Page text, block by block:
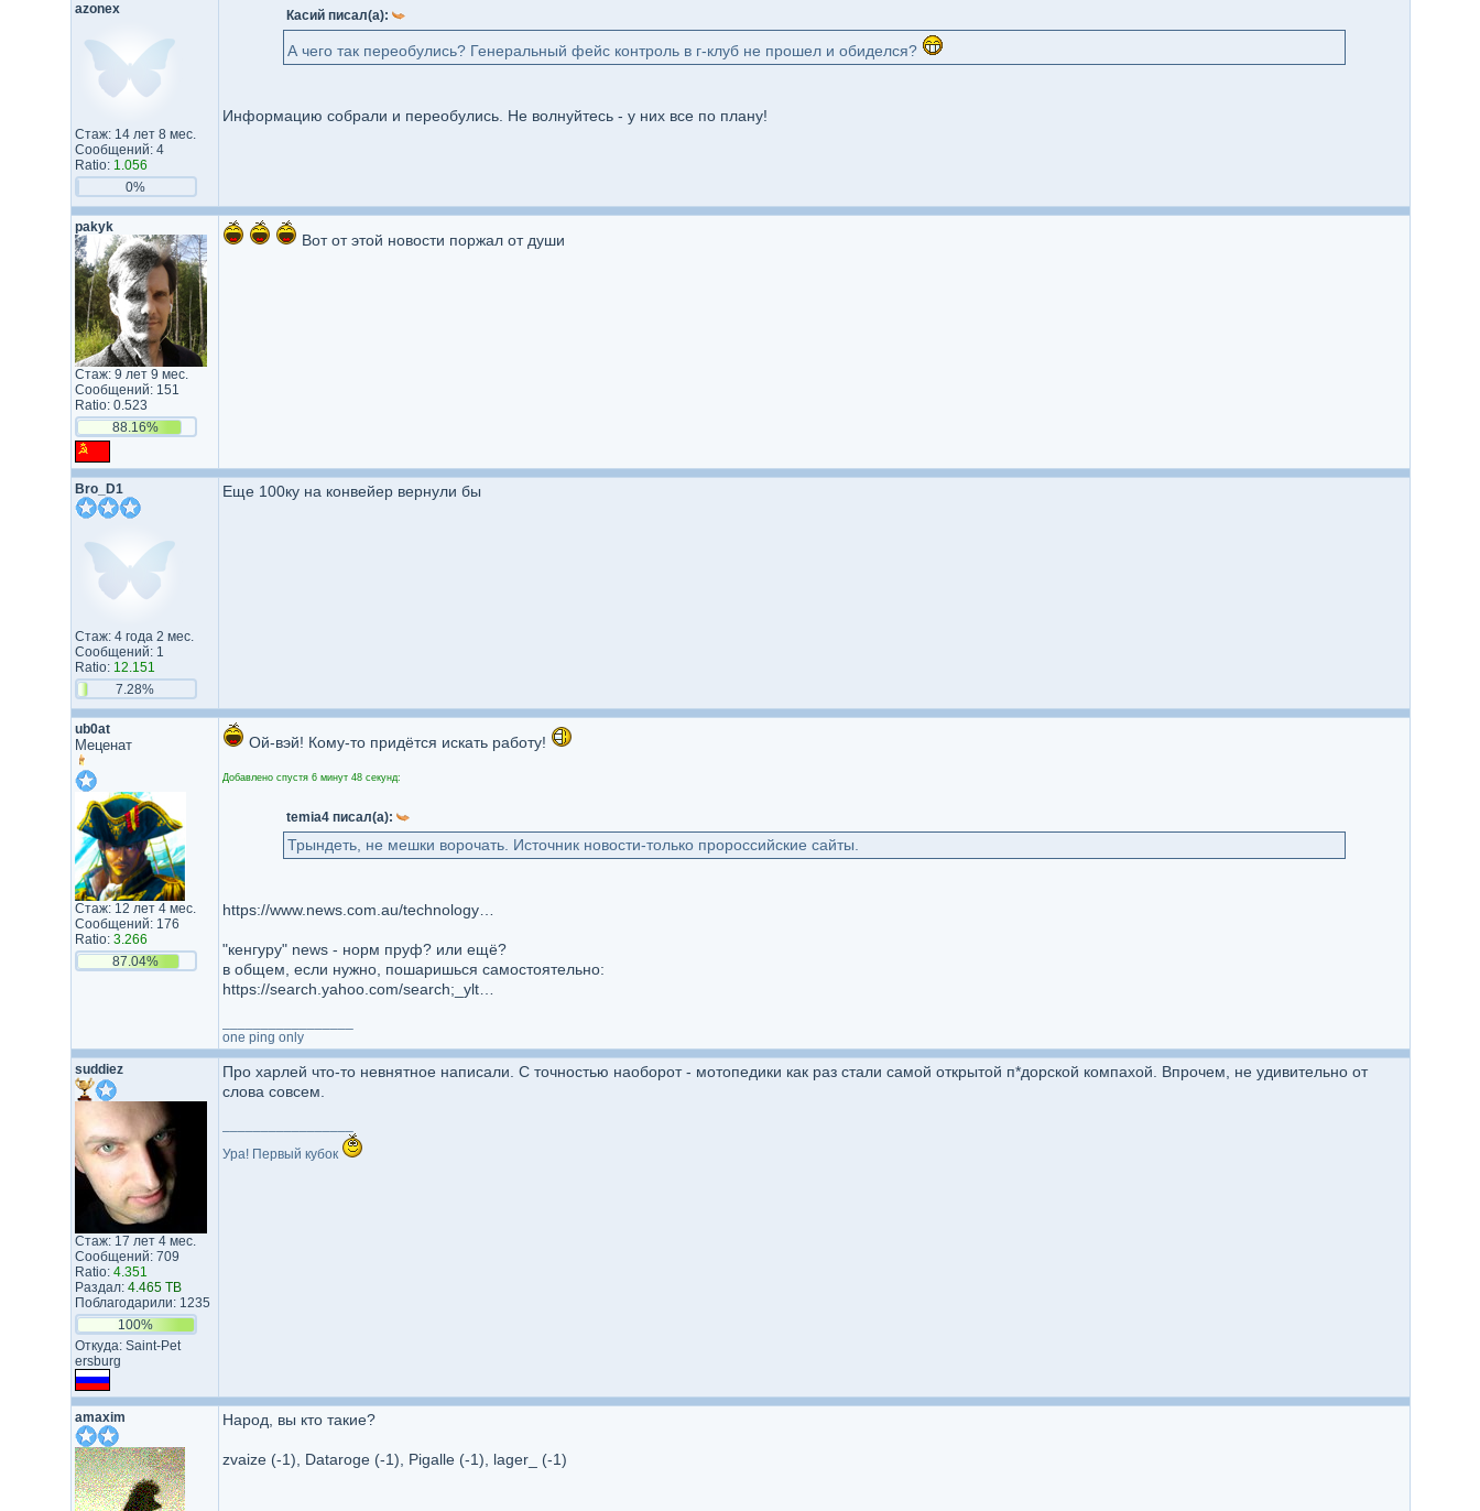
azonex
Стаж: 14 лет 8 мес.
Сообщений: 4
Ratio: 1.056
0%
Касий писал(а):
А чего так переобулись? Генеральный фейс контроль в г-клуб не прошел и обиделся?
Информацию собрали и переобулись. Не волнуйтесь - у них все по плану!
pakyk
Стаж: 9 лет 9 мес.
Сообщений: 151
Ratio: 0.523
88.16%
Вот от этой новости поржал от души
Bro_D1
Стаж: 4 года 2 мес.
Сообщений: 1
Ratio: 12.151
7.28%
Еще 100ку на конвейер вернули бы
ub0at
Меценат
Стаж: 12 лет 4 мес.
Сообщений: 176
Ratio: 3.266
87.04%
Ой-вэй! Кому-то придётся искать работу!
Добавлено спустя 6 минут 48 секунд:
temia4 писал(а):
Трындеть, не мешки ворочать. Источник новости-только пророссийские сайты.
https://www.news.com.au/technology/huge-reaction-as-toyota-shifts-away-from-dei-and-prolgbtq-events/news-story/d9abbcd0523df3d77a859366b670c371
"кенгуру" news - норм пруф? или ещё?
в общем, если нужно, пошаришься самостоятельно:
https://search.yahoo.com/search;_ylt=AwrJ.PT63gdnzicE4i5XNyoA;_ylc=X1MDMjc2NjY3OQRfcgMyBGZyA3lmcC10BGZyMgNzYi10b3AEZ3ByaWQDYmR5LjZwTXFTOUNCU1dQajYwOTdlQQRuX3JzbHQDMARuX3N1Z2cDMQRvcmlnaW4Dc2VhcmNoLnlhaG9vLmNvbQRwb3MDMARwcXN0cgMEcHFzdHJsAzAEcXN0cmwDMjYEcXVlcnkDVE9ZT1RBJTIwbm90JTIwc3VwcG9ydGluZyUyMGxnYnQEdF9zdG1wAzE3Mjg1NjkxMzY-?p=TOYOTA+not+supporting+lgbt&fp=1&fr=yfp-t&fr2=sb-top
one ping only
suddiez
Стаж: 17 лет 4 мес.
Сообщений: 709
Ratio: 4.351
Раздал: 4.465 TB
Поблагодарили: 1235
100%
Откуда: Saint-Pet​
ersburg​
Про харлей что-то невнятное написали. С точностью наоборот - мотопедики как раз стали самой открытой п*дорской компахой. Впрочем, не удивительно от
слова совсем.
Ура! Первый кубок
amaxim Народ, вы кто такие?
zvaize (-1), Dataroge (-1), Pigalle (-1), lager_ (-1)